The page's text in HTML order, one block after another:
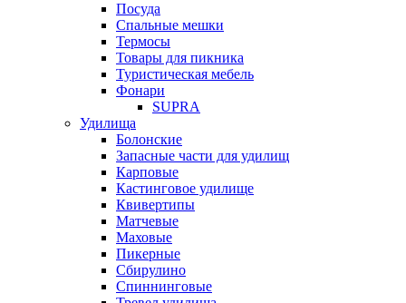
Посуда
Спальные мешки
Термосы
Товары для пикника
Туристическая мебель
Фонари
SUPRA
Удилища
Болонские
Запасные части для удилищ
Карповые
Кастинговое удилище
Квивертипы
Матчевые
Маховые
Пикерные
Сбирулино
Спиннинговые